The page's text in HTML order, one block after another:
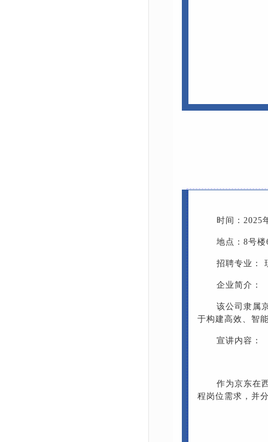
时间：2025
地点：8号楼
招聘专业：
企业简介：
该公司隶属
于构建高效、智
宣讲内容：
作为京东在
程岗位需求，并